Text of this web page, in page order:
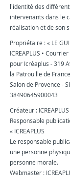
l'identité des
intervenants dans le
réalisation et de son
Propriétaire : « LE
ICREAPLUS • Courrier
pour Icréaplus - 319
la Patrouille de
Salon de Provence -
38490645900043
Créateur : ICREAPLUS
Responsable
« ICREAPLUS
Le responsable
une personne
personne morale.
Webmaster :